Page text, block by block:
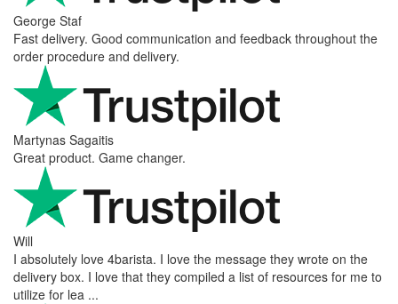
George Staf
Fast delivery. Good communication and feedback throughout the
order procedure and delivery.
Martynas Sagaitis
Great product. Game changer.
Will
I absolutely love 4barista. I love the message they wrote on the
delivery box. I love that they compiled a list of resources for me to
utilize for lea ...